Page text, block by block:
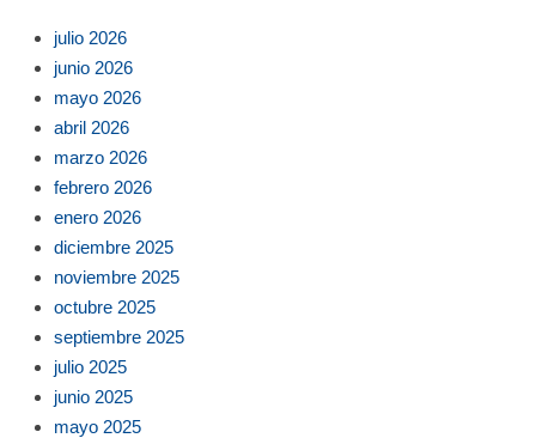
julio 2026
junio 2026
mayo 2026
abril 2026
marzo 2026
febrero 2026
enero 2026
diciembre 2025
noviembre 2025
octubre 2025
septiembre 2025
julio 2025
junio 2025
mayo 2025